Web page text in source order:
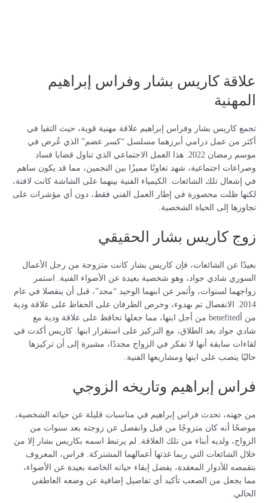
علاقة كاريس بشار وفراس إبراهيم
المهنية
تجمع كاريس بشار وفراس إبراهيم علاقة مهنية قوية، حيث التقيا في
أكثر من عمل درامي أبرزهما مسلسل “كسر عضم” الذي عُرض في
موسم رمضان 2022. هذا العمل الاجتماعي الذي تناول قضايا فساد
وصراعات اجتماعية، شهد تعاونًا مميزًا بين النجمين، مما قد يكون ساهم
في إشعال تلك الشائعات. الكيمياء الفنية بينهما على الشاشة كانت لافتة،
لكنها ظلت محصورة في إطار العمل الفني فقط، دون أي مؤشرات على
تجاوزها إلى الحياة الشخصية.
زوج كاريس بشار الحقيقي
بعيدًا عن الشائعات، فإن كاريس بشار كانت متزوجة من رجل الأعمال
السوري شادي جواد، وهو شخصية بعيدة عن الأضواء الفنية. استمر
زواجهما لسنوات، وأثمر عن ابنهما الوحيد “مجد”، قبل أن ينفصلا في عام
2014. الانفصال تم بهدوء، وحرص الطرفان على الحفاظ على علاقة ودية
من أbenefited من أجل ابنها، مما جعلها تحافظ على علاقة ودية مع
شادي جواد بعد الطلاق، مع التركيز على استقرار ابنها. كاريس أكدت في
لقاءات سابقة أنها لا تفكر في الزواج مجددًا، مشيرة إلى أن تركيزها
حاليًا ينصب على ابنها ومشاريعها الفنية.
فراس إبراهيم وتاريخه الزوجي
من جهته، تحدث فراس إبراهيم في مناسبات قليلة عن حياته الشخصية،
موضحًا أنه كان متزوجًا من قبل وانفصل عن زوجته بعد سنوات من
الزواج، ولديه أبناء من تلك العلاقة. لم يرتبط اسمه بكاريس بشار إلا من
خلال الشائعات التي ربما غذتها أعمالهما المشتركة. فراس، المعروف
بتقمصه للأدوار المعقدة، يفضل إبقاء حياته الخاصة بعيدة عن الأضواء،
مما يجعل من الصعب تأكيد أي تفاصيل إضافية عن وضعه العاطفي
الحالي.